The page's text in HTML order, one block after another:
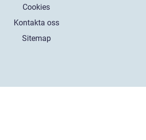
Cookies
Kontakta oss
Sitemap